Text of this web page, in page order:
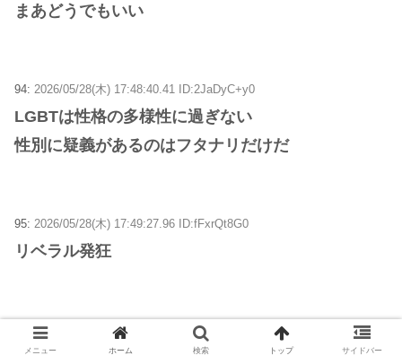
まあどうでもいい
94: 2026/05/28(木) 17:48:40.41 ID:2JaDyC+y0
LGBTは性格の多様性に過ぎない
性別に疑義があるのはフタナリだけだ
95: 2026/05/28(木) 17:49:27.96 ID:fFxrQt8G0
リベラル発狂
96:2026/05/28(木) 17:49:52.33 ID:bvL10zxK0
Tは病と認めてるけど
メニュー ホーム 検索 トップ サイドバー